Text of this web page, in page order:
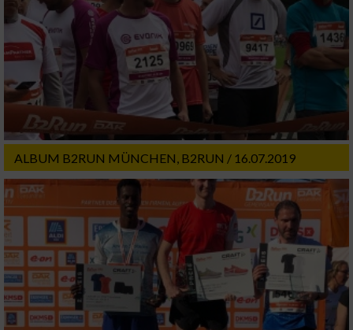
ALBUM B2RUN MÜNCHEN, B2RUN / 16.07.2019
Funktional
Werbung